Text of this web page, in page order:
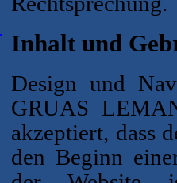
Inhalt und
Design und
GRUAS
akzeptiert, dass
den Beginn